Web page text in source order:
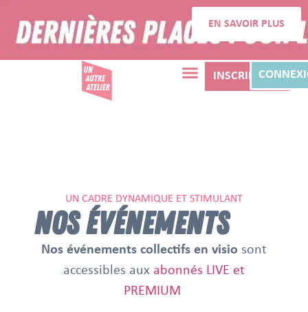
EN SAVOIR PLUS
INSCRIPTION
UN CADRE DYNAMIQUE ET STIMULANT
NOS ÉVÉNEMENTS
Nos événements collectifs en visio sont
accessibles aux abonnés LIVE et
PREMIUM